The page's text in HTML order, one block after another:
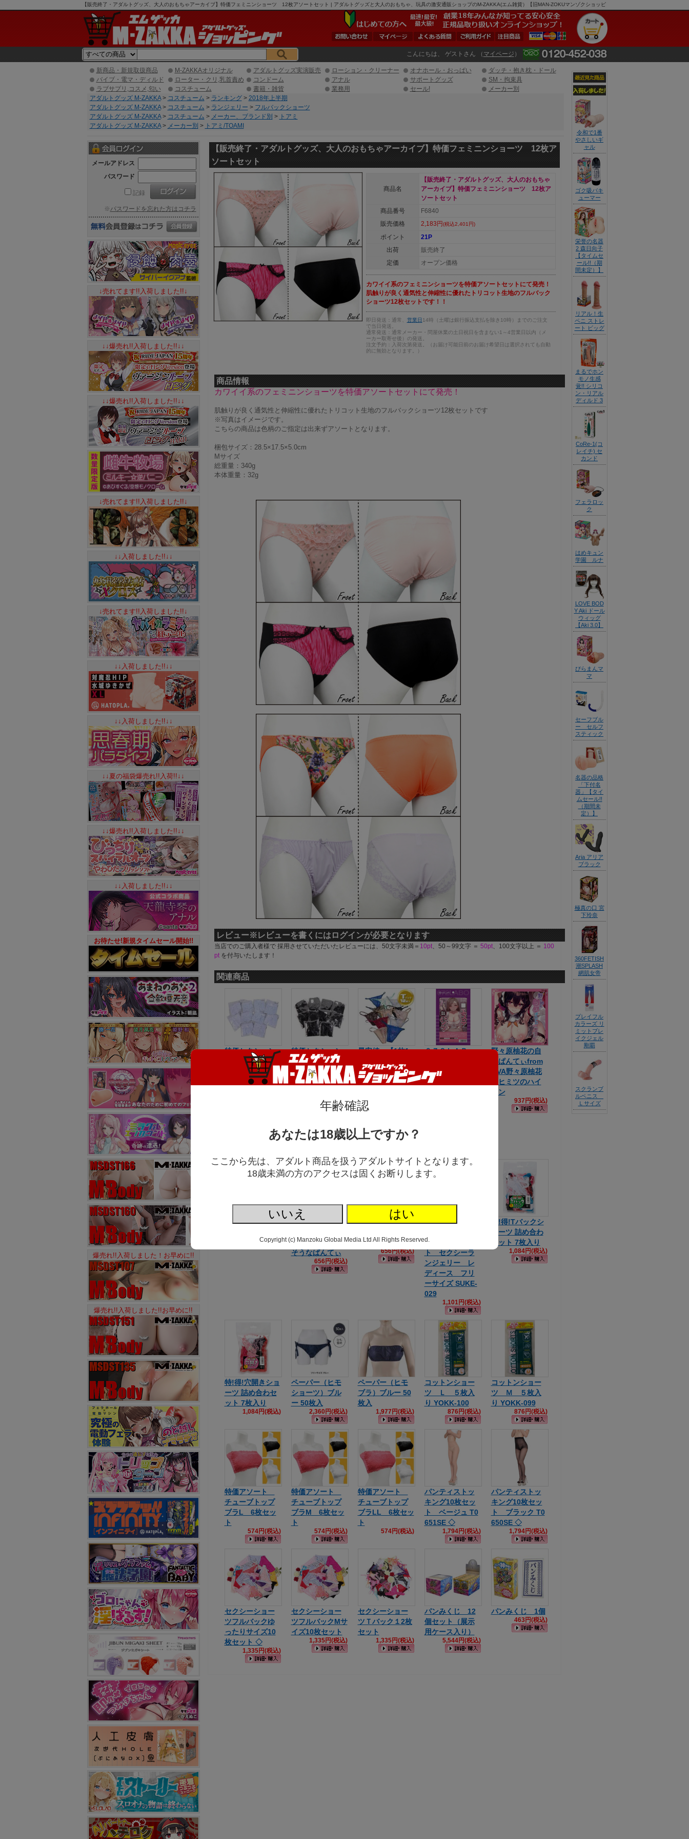
年齢確認
あなたは18歳以上ですか？
ここから先は、アダルト商品を扱うアダルトサイトとなります。
18歳未満の方のアクセスは固くお断りします。
いいえ はい
Copyright (c) Manzoku Global Media Ltd All Rights Reserved.
【販売終了・アダルトグッズ、大人のおもちゃアーカイブ】特価フェミニンショーツ 12枚アソートセット | アダルトグッズと大人のおもちゃ、玩具の激安通販ショップのM-ZAKKA(エム雑貨）【旧MAN-ZOKUマンゾクショッピ
ング】
こんにちは、 ゲストさん （ マイページ ）
新商品・新規取扱商品 M-ZAKKAオリジナル アダルトグッズ実演販売 ローション・クリーナー オナホール・おっぱい
ダッチ・抱き枕・ドール
バイブ・電マ・ディルド
ローター・クリ,乳首責め コンドーム アナル サポートグッズ
SM・拘束具
ラブサプリ,コスメ,匂い
コスチューム 書籍・雑貨 業務用 セール!
メーカー別
アダルトグッズ M-ZAKKA> コスチューム > ランキング> 2018年上半期
アダルトグッズ M-ZAKKA> コスチューム > ランジェリー > フルバックショーツ
アダルトグッズ M-ZAKKA> コスチューム > メーカー、ブランド別 > トアミ
アダルトグッズ M-ZAKKA> メーカー別 > トアミ/TOAMI
【販売終了・アダルトグッズ、大人のおもちゃアーカイブ】特価フェミニンショーツ 12枚ア
ソートセット
商品名
【販売終了・アダルトグッズ、大人のおもちゃ
アーカイブ】特価フェミニンショーツ 12枚ア
ソートセット
商品番号
F6840
販売価格
2,183円(税込2,401円)
ポイント
21P
出荷
販売終了
定価
オープン価格
カワイイ系のフェミニンショーツを特価アソートセットにて発売！
肌触りが良く通気性と伸縮性に優れたトリコット生地のフルバック
ショーツ12枚セットです！！
即日発送：通常、 営業日 14時（土曜は銀行振込支払を除き10時）までのご注文
で当日発送。
通常発送：通常メーカー・問屋休業の土日祝日を含まない1～4営業日以内（メ
ーカー取寄せ後）の発送。
注文予約：入荷次第発送。（お届け可能日前のお届け希望日は選択されても自動
的に無効となります。）
商品情報
カワイイ系のフェミニンショーツを特価アソートセットにて発売！
肌触りが良く通気性と伸縮性に優れたトリコット生地のフルバックショーツ12枚セットです
※写真はイメージです。
こちらの商品は色柄のご指定は出来ずアソートとなります。
梱包サイズ：28.5×17.5×5.0cm
Mサイズ
総重量：340g
本体重量：32g
レビュー※レビューを書くにはログインが必要となります
当店でのご購入者様で 採用させていただいたレビューには、50文字未満＝ 10pt、50～99文字 ＝ 50pt、100文字以上 ＝ 100
ptを付与いたします！
関連商品
特価セクシーシ
ョーツ 10枚
組 （個包装・
ホワイト）
特価セクシーシ
ョーツ 10枚
組 （個包装・
ブラック）
最安値 【1枚1
すすめ特価セク
シーショーツ 1
０７２ＬＡＢ
オーガズム エ
ステパンツ ロ
野々原柚花の自
慰ぱんてぃfrom
OVA野々原柚花
のヒミツのハイ
シン
937円(税込)
エロぱん
そのへんを歩い
女子がはいてい
そうなぱんてぃ
656円(税込)
欲求不満な女性
あろうショーツ
656円(税込)
とろける誘惑フ
ーツ３枚セッ
ト セクシーラ
ンジェリー レ
ディース フリ
ーサイズ SUKE-
029
1,101円(税込)
特!得!Tバックシ
ョーツ 詰め合わ
セット 7枚入り
1,084円(税込)
特!得!穴開きショ
ーツ 詰め合わセ
ット 7枚入り
1,084円(税込)
ペーパー（ヒモ
ショーツ）ブル
ー 50枚入
2,360円(税込)
ペーパー（ヒモ
ブラ）ブルー 50
枚入
1,977円(税込)
コットンショー
ツ Ｌ ５枚入
り YOKK-100
876円(税込)
コットンショー
ツ Ｍ ５枚入
り YOKK-099
876円(税込)
特価アソート
チューブトップ
ブラL 6枚セッ
ト
574円(税込)
特価アソート
チューブトップ
ブラM 6枚セッ
ト
574円(税込)
特価アソート
チューブトップ
ブラLL 6枚セッ
ト
574円(税込)
パンティストッ
キング10枚セッ
ト ベージュ T0
651SE ◇
1,794円(税込)
パンティストッ
キング10枚セッ
ト ブラック T0
650SE ◇
1,794円(税込)
セクシーショー
ツフルバックゆ
ったりサイズ10
枚セット ◇
1,335円(税込)
セクシーショー
ツフルバックMサ
イズ10枚セット
1,335円(税込)
セクシーショー
ツＴバック１2枚
セット
1,335円(税込)
パンみくじ 12
個セット（展示
用ケース入り）
5,544円(税込)
パンみくじ 1個
463円(税込)
メールアドレス
パスワード
記録
※パスワードを忘れた方はコチラ
↓売れてます!!入荷しました!!↓
↓↓爆売れ!!入荷しました!!↓↓
↓↓爆売れ!!入荷しました!!↓↓
↓売れてます!!入荷しました!!↓
↓↓入荷しました!!↓↓
↓売れてます!!入荷しました!!↓
↓↓入荷しました!!↓↓
↓↓入荷しました!!↓↓
↓↓夏の福袋爆売れ!!入荷!!↓↓
↓↓爆売れ!!入荷しました!!↓↓
↓↓入荷しました!!↓↓
お待たせ!新規タイムセール開始!!
爆売れ!!入荷しました！お早めに!!
爆売れ!!入荷しました!!お早めに!!
令和で1番
やさしいギ
ャル
ゴク吸バキ
ューマー
栄誉の名器
2 森日向子
【タイムセ
ール!!（期
間未定）】
リアル！生
ペニ ストレ
ート ビッグ
まるでホン
モノ生感
覚!! シリコ
ン・リアル
ディルド 3
CoRe-1(コ
レイチ) セ
カンド
フェラロッ
ク
はめキュン
学園 ルナ
LOVE BOD
Y Aki ドール
ウィッグ
【Aki 3.0】
びらまんマ
マ
セーフブル
ー セルフ
スティック
名器の品格
「下付名
器」【タイ
ムセール!!
（期間未
定）】
Aria アリア
ブラック
極真の口 宮
下玲奈
360FETISH
潮SPLASH
網肌女帝
プレイフル
カラーズ リ
ミットブレ
イクジェル
剛覇
スクランブ
ルペニス
Ｌサイズ